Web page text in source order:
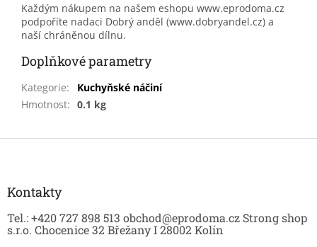
Každým nákupem na našem eshopu www.eprodoma.cz
podpoříte nadaci Dobrý anděl (www.dobryandel.cz) a
naší chráněnou dílnu.
Doplňkové parametry
Kategorie:
Kuchyňské náčiní
Hmotnost: 0.1 kg
Z
Kontakty
Tel.: +420 727 898 513 obchod@eprodoma.cz Strong shop
s.r.o. Chocenice 32 Břežany I 28002 Kolín